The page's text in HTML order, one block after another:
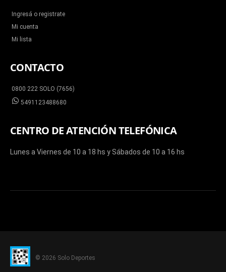
Ingresá o registrate
Mi cuenta
Mi lista
CONTACTO
0800 222 SOLO (7656)
5491123488680
CENTRO DE ATENCIÓN TELEFÓNICA
Lunes a Viernes de 10 a 18 hs y Sábados de 10 a 16 hs
© 2026 Solo Deportes